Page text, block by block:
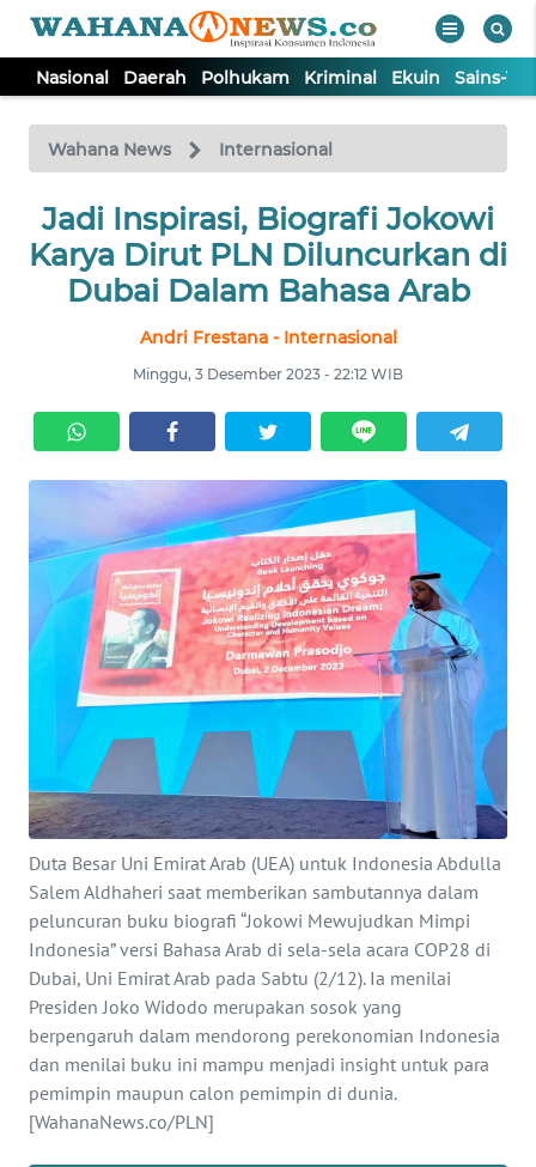
Nasional Daerah Polhukam Kriminal Ekuin Sains-
Wahana News Internasional
Jadi Inspirasi, Biografi Jokowi
Karya Dirut PLN Diluncurkan di
Dubai Dalam Bahasa Arab
Andri Frestana - Internasional
Minggu, 3 Desember 2023 - 22:12 WIB
Duta Besar Uni Emirat Arab (UEA) untuk Indonesia Abdulla
Salem Aldhaheri saat memberikan sambutannya dalam
peluncuran buku biografi “Jokowi Mewujudkan Mimpi
Indonesia” versi Bahasa Arab di sela-sela acara COP28 di
Dubai, Uni Emirat Arab pada Sabtu (2/12). Ia menilai
Presiden Joko Widodo merupakan sosok yang
berpengaruh dalam mendorong perekonomian Indonesia
dan menilai buku ini mampu menjadi insight untuk para
pemimpin maupun calon pemimpin di dunia.
[WahanaNews.co/PLN]
TV
Tutup
NASIONAL
DAERAH
KRIMINAL
EKUIN
SAINS-TEKNO
KESEHATAN
INTERNASIONAL
SERBA-SERBI
PENDIDIKAN
OLAHRAGA
OPINI
EDITORIAL
Informasi
INDEKS